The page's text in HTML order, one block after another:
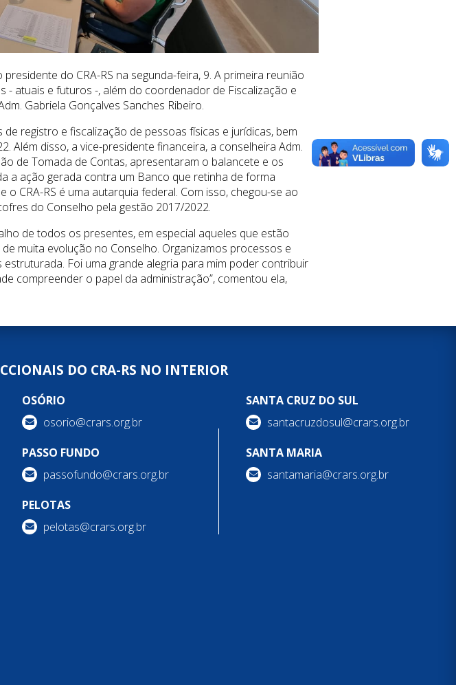
do CRA-RS na segunda-feira, 9. A primeira reunião
atuais e futuros -, além do coordenador de Fiscalização e
Gabriela Gonçalves Sanches Ribeiro.
registro e fiscalização de pessoas físicas e jurídicas, bem
Além disso, a vice-presidente financeira, a conselheira Adm.
de Tomada de Contas, apresentaram o balancete e os
a ação gerada contra um Banco que retinha de forma
CRA-RS é uma autarquia federal. Com isso, chegou-se ao
do Conselho pela gestão 2017/2022.
de todos os presentes, em especial aqueles que estão
muita evolução no Conselho. Organizamos processos e
Foi uma grande alegria para mim poder contribuir
compreender o papel da administração”, comentou ela,
DO CRA-RS NO INTERIOR
OSÓRIO
osorio@crars.org.br
PASSO FUNDO
passofundo@crars.org.br
PELOTAS
pelotas@crars.org.br
SANTA CRUZ DO SUL
santacruzdosul@crars.org.br
SANTA MARIA
santamaria@crars.org.br